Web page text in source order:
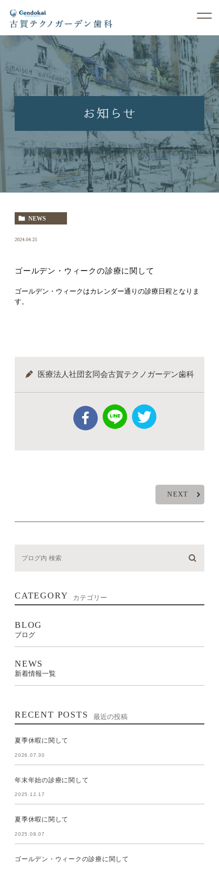
お知らせ
NEWS
2024.04.25
ゴールデン・ウィークの診療に関して
ゴールデン・ウィークはカレンダー通りの診療日程となりま
す。
医療法人社団玄同会古賀テクノガーデン歯科
NEXT
CATEGORY カテゴリー
BLOG
ブログ
NEWS
新着情報一覧
RECENT POSTS 最近の投稿
夏季休暇に関して
2026.07.30
年末年始の診療に関して
2025.12.17
夏季休暇に関して
2025.08.07
ゴールデン・ウィークの診療に関して